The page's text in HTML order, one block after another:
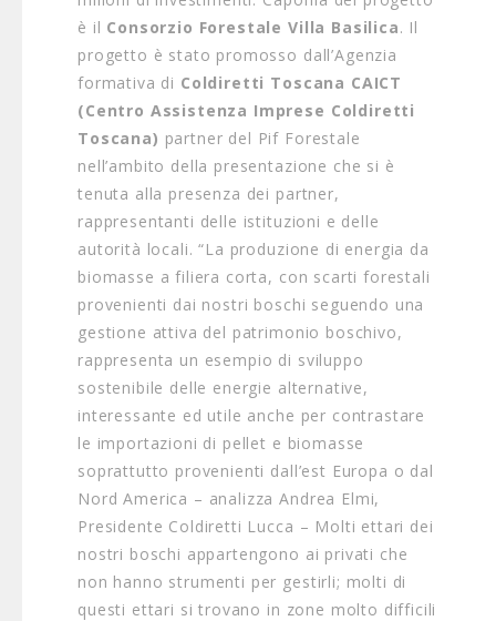
è il Consorzio Forestale Villa Basilica. Il
progetto è stato promosso dall’Agenzia
formativa di Coldiretti Toscana CAICT
(Centro Assistenza Imprese Coldiretti
Toscana) partner del Pif Forestale
nell’ambito della presentazione che si è
tenuta alla presenza dei partner,
rappresentanti delle istituzioni e delle
autorità locali. “La produzione di energia da
biomasse a filiera corta, con scarti forestali
provenienti dai nostri boschi seguendo una
gestione attiva del patrimonio boschivo,
rappresenta un esempio di sviluppo
sostenibile delle energie alternative,
interessante ed utile anche per contrastare
le importazioni di pellet e biomasse
soprattutto provenienti dall’est Europa o dal
Nord America – analizza Andrea Elmi,
Presidente Coldiretti Lucca – Molti ettari dei
nostri boschi appartengono ai privati che
non hanno strumenti per gestirli; molti di
questi ettari si trovano in zone molto difficili